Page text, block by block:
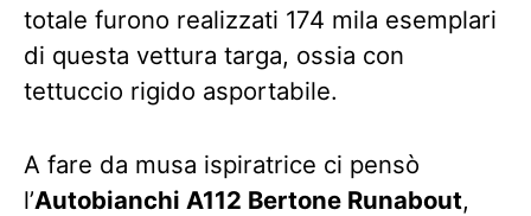
totale furono realizzati 174 mila esemplari
di questa vettura targa, ossia con
tettuccio rigido asportabile.
A fare da musa ispiratrice ci pensò
l’Autobianchi A112 Bertone Runabout,